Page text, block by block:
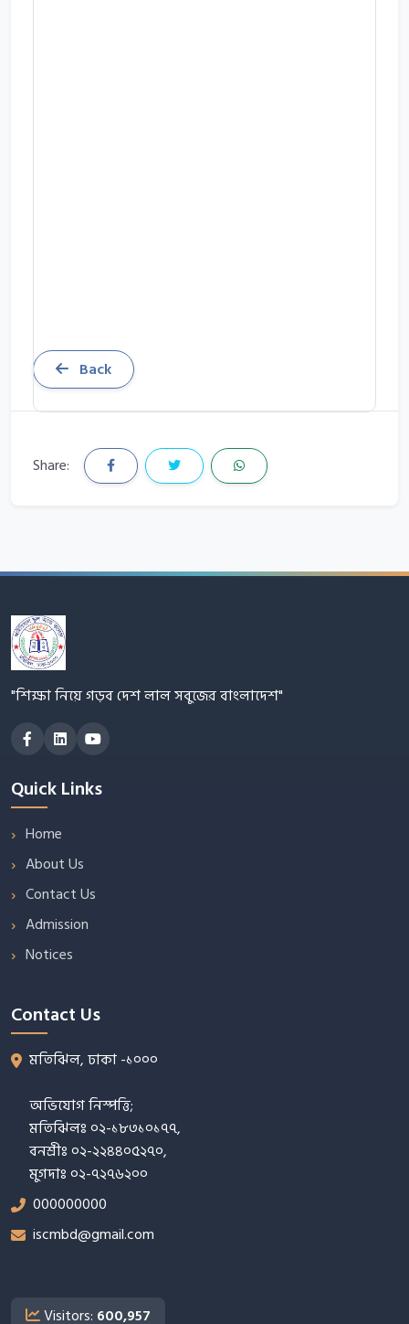
Back
Share:
"শিক্ষা নিয়ে গড়ব দেশ লাল সবুজের বাংলাদেশ"
Quick Links
Home
About Us
Contact Us
Admission
Notices
Contact Us
মতিঝিল, ঢাকা -১০০০
অভিযোগ নিস্পত্তি;
মতিঝিলঃ ০২-১৮৩১০১৭৭,
বনশ্রীঃ ০২-২২৪৪০৫২৭০,
মুগদাঃ ০২-৭২৭৬২০০
000000000
iscmbd@gmail.com
Visitors: 600,957